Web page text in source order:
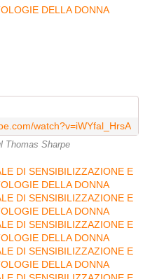
watch?v=iWYfal_HrsA
Thomas Sharpe